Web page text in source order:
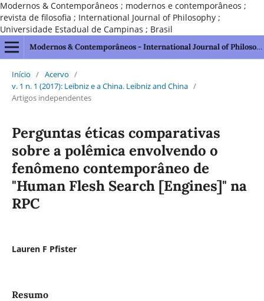
Modernos & Contemporâneos ; modernos e contemporâneos ;
revista de filosofia ; International Journal of Philosophy ;
Universidade Estadual de Campinas ; Brasil
Modernos & Contemporâneos - International Journal of Philosophy [issn 2595-1211]
Início / Acervo /
v. 1 n. 1 (2017): Leibniz e a China. Leibniz and China /
Artigos independentes
Perguntas éticas comparativas
sobre a polêmica envolvendo o
fenômeno contemporâneo de
"Human Flesh Search [Engines]" na
RPC
Lauren F Pfister
Resumo